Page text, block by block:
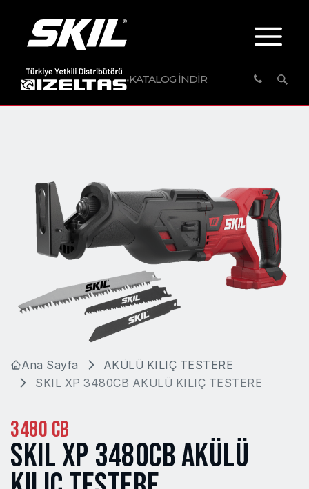
KATALOG İNDİR
Ana Sayfa
AKÜLÜ KILIÇ TESTERE
SKIL XP 3480CB AKÜLÜ KILIÇ TESTERE
3480 CB
SKIL XP 3480CB AKÜLÜ